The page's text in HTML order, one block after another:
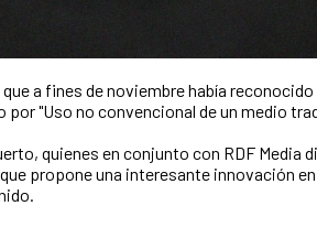
a fines de noviembre había reconocido
"Uso no convencional de un medio
quienes en conjunto con RDF Media
propone una interesante innovación